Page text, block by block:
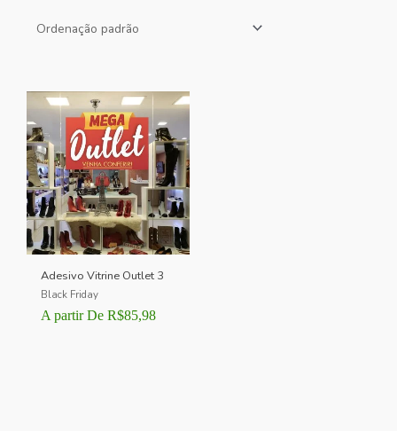
Adesivo Vitrine Outlet 3
Black Friday
A partir De R$85,98